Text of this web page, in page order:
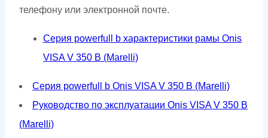
телефону или электронной почте.
Серия powerfull b характеристики рамы Onis
VISA V 350 B (Marelli)
Серия powerfull b Onis VISA V 350 B (Marelli)
Руководство по эксплуатации Onis VISA V 350 B
(Marelli)